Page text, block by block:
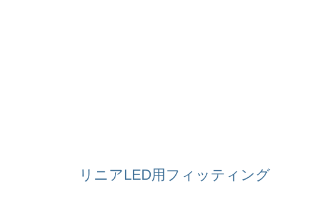
リニアLED用フィッティング